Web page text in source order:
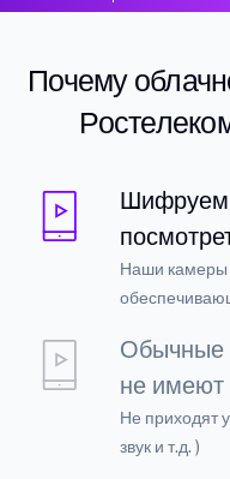
Почему
Шифруем
Наши камеры
Обычные
не
Не приходят
звук и т.д. )